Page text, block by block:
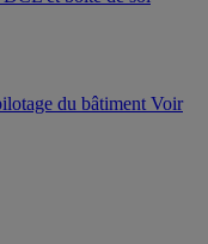
du bâtiment Voir